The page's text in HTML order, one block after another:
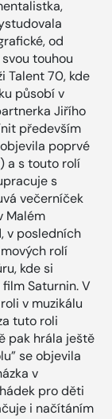
od
touhou
Talent 70, kde
působí v
Jiřího
především
poprvé
a s touto rolí
s
večerníček
Malém
v posledních
rolí
kde si
Saturnin. V
v muzikálu
tuto roli
pak hrála ještě
se objevila
v
pro děti
i načítáním